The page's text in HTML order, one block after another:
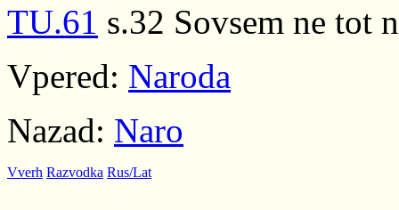
TU.61 s.32 Sovsem ne tot
Vpered: Naroda
Nazad: Naro
Vverh Razvodka Rus/Lat